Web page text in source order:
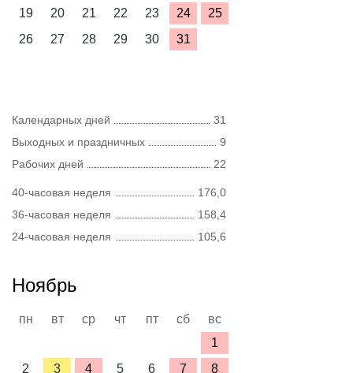
19
20 21 22 23 24
25
26
27 28 29 30 31
Календарных дней
31
Выходных и праздничных
9
Рабочих дней
22
40-часовая неделя
176,0
36-часовая неделя
158,4
24-часовая неделя
105,6
Ноябрь
пн вт ср чт пт сб
вс
1
2
3 4 5 6 7 8